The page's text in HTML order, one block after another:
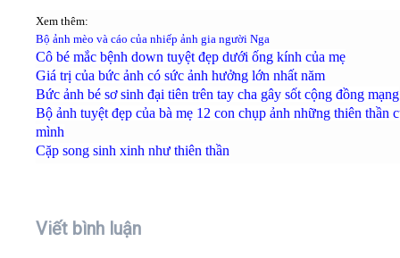
Xem thêm:
Bộ ảnh mèo và cáo của nhiếp ảnh gia người Nga
Cô bé mắc bệnh down tuyệt đẹp dưới ống kính của mẹ
Giá trị của bức ảnh có sức ảnh hưởng lớn nhất năm
Bức ảnh bé sơ sinh đại tiên trên tay cha gây sốt cộng đồng mạng
Bộ ảnh tuyệt đẹp của bà mẹ 12 con chụp ảnh những thiên thần
mình
Cặp song sinh xinh như thiên thần
Viết bình luận